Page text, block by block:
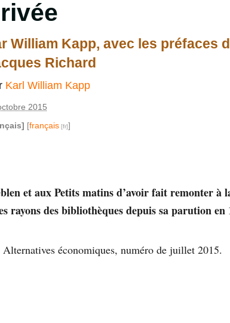
William Kapp, avec les préfaces
Richard
Karl William Kapp
2015
[français ]
et aux Petits matins d’avoir fait remonter à
rayons des bibliothèques depuis sa parution en
économiques, numéro de juillet 2015.